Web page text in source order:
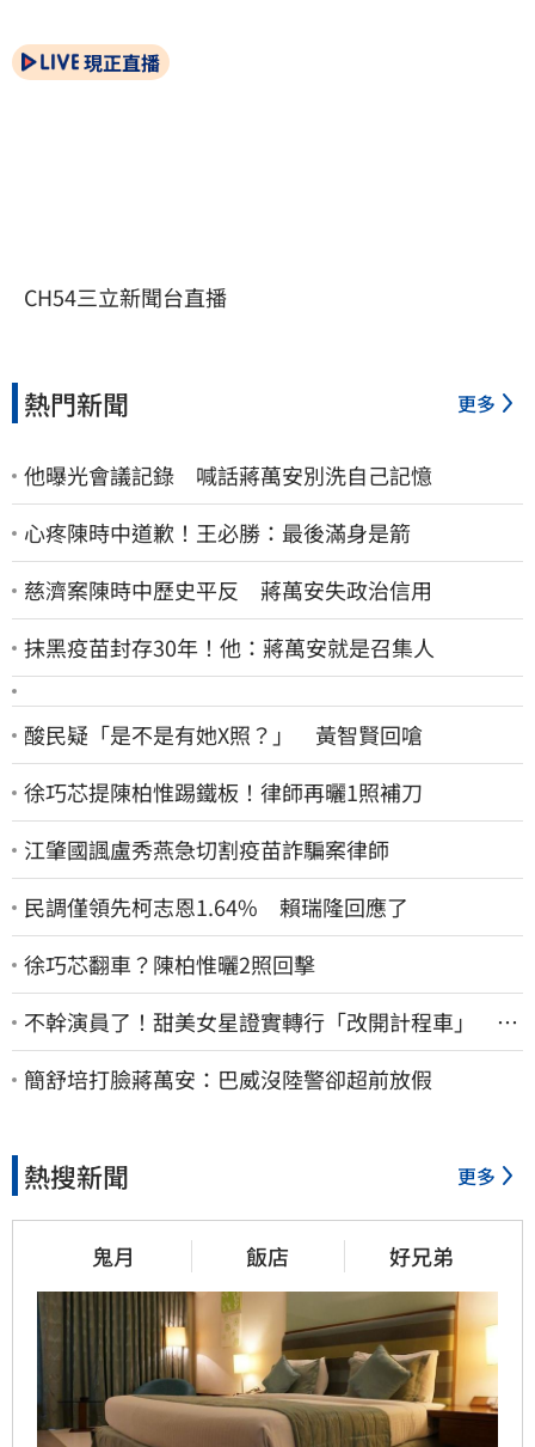
現正直播
CH54三立新聞台直播
熱門新聞 更多
他曝光會議記錄 喊話蔣萬安別洗自己記憶
心疼陳時中道歉！王必勝：最後滿身是箭
慈濟案陳時中歷史平反 蔣萬安失政治信用
抹黑疫苗封存30年！他：蔣萬安就是召集人
酸民疑「是不是有她X照？」 黃智賢回嗆
徐巧芯提陳柏惟踢鐵板！律師再曬1照補刀
江肇國諷盧秀燕急切割疫苗詐騙案律師
民調僅領先柯志恩1.64% 賴瑞隆回應了
徐巧芯翻車？陳柏惟曬2照回擊
不幹演員了！甜美女星證實轉行「改開計程車」 驚
人收入全說了
簡舒培打臉蔣萬安：巴威沒陸警卻超前放假
熱搜新聞 更多
鬼月 飯店 好兄弟